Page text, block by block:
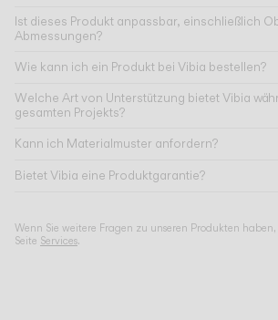
Ist dieses Produkt anpassbar, einschließlich
Abmessungen?
Wie kann ich ein Produkt bei Vibia bestellen?
Welche Art von Unterstützung bietet Vibia
gesamten Projekts?
Kann ich Materialmuster anfordern?
Bietet Vibia eine Produktgarantie?
Wenn Sie weitere Fragen zu unseren Produkten haben,
Seite Services.